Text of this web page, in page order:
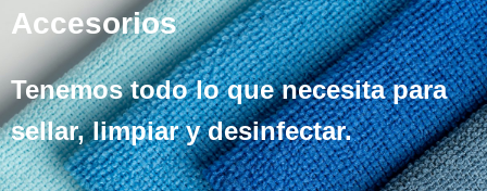
Accesorios
Tenemos todo lo que necesita para
sellar, limpiar y desinfectar.